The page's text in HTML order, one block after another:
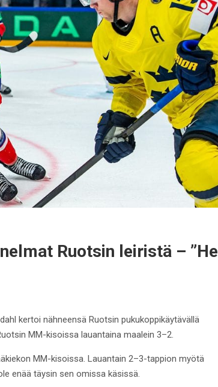
Ruotsin leiristä – ”He
kertoi nähneensä Ruotsin pukukoppikäytävällä
MM-kisoissa lauantaina maalein 3–2.
MM-kisoissa. Lauantain 2–3-tappion myötä
enää täysin sen omissa käsissä.